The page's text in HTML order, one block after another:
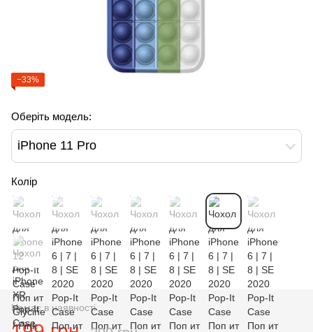
−33%
Оберіть модель:
iPhone 11 Pro
Колір
Немає в наявності